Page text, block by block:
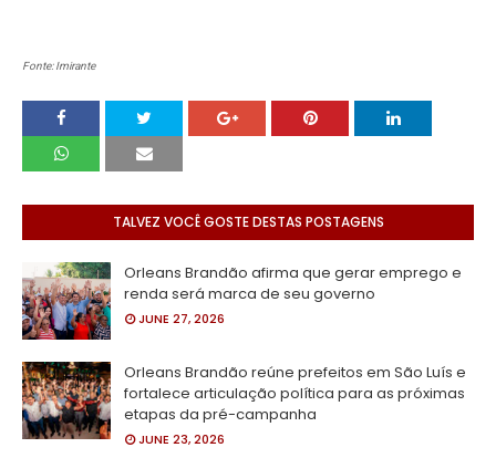
Fonte: Imirante
TALVEZ VOCÊ GOSTE DESTAS POSTAGENS
Orleans Brandão afirma que gerar emprego e
renda será marca de seu governo
JUNE 27, 2026
Orleans Brandão reúne prefeitos em São Luís e
fortalece articulação política para as próximas
etapas da pré-campanha
JUNE 23, 2026